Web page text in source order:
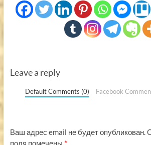
Leave a reply
Default Comments (0) Facebook
Ваш адрес email не будет опубликован.
поля помечены *